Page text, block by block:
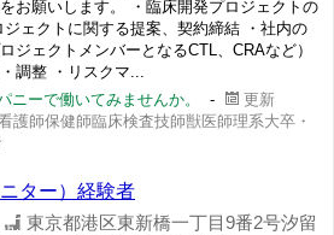
お願いします。 ・臨床開発プロジェクトの
ェクトに関する提案、契約締結 ・社内の
ジェクトメンバーとなるCTL、CRAなど）
調整 ・リスクマ...
ニーで働いてみませんか。
-
更新
護師保健師臨床検査技師獣医師理系大卒・
ター）経験者
東京都港区東新橋一丁目9番2号汐留